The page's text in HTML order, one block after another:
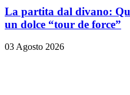
La partita dal divano:
un dolce “tour de force”
03 Agosto 2026